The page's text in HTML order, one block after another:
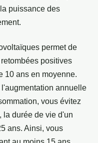
puissance des
permet de
positives
10 ans en moyenne.
annuelle
vous évitez
la durée de vie d'un
ans. Ainsi, vous